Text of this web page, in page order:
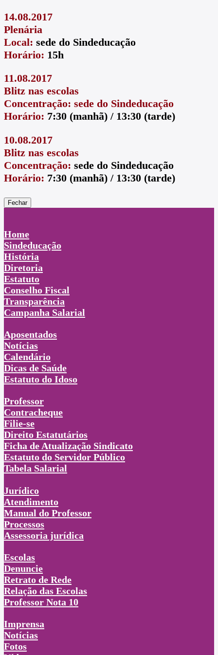
14.08.2017
Plenária
Local: sede do Sindeducação
Horário: 15h
11.08.2017
Blitz nas escolas
Concentração: sede do Sindeducação
Horário: 7:30 (manhã) / 13:30 (tarde)
10.08.2017
Blitz nas escolas
Concentração: sede do Sindeducação
Horário: 7:30 (manhã) / 13:30 (tarde)
Fechar
Home
Sindeducação
História
Diretoria
Estatuto
Conselho Fiscal
Transparência
Campanha Salarial
Aposentados
Notícias
Calendário
Dicas de Saúde
Estatuto do Idoso
Professor
Contracheque
Filie-se
Direito Estatutários
Ficha de Atualização Sindicato
Estatuto do Servidor Público
Tabela Salarial
Jurídico
Atendimento
Manual do Professor
Processos
Assessoria jurídica
Escolas
Denuncie
Retrato de Rede
Relação das Escolas
Professor Nota 10
Imprensa
Notícias
Fotos